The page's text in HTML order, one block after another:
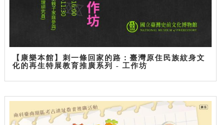
【康樂本館】刺一條回家的路：臺灣原住民族紋身文
化的再生特展教育推廣系列 - 工作坊